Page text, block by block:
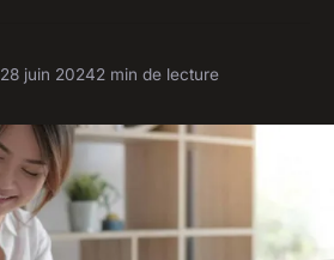
28 juin 20242 min de lecture